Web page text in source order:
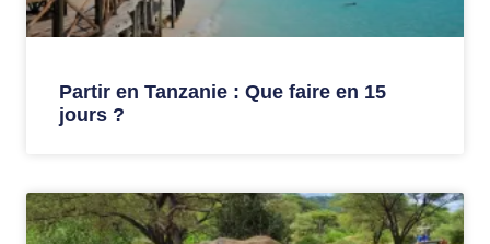
Partir en Tanzanie : Que faire en 15
jours ?